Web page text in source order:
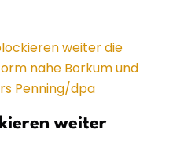
weiter